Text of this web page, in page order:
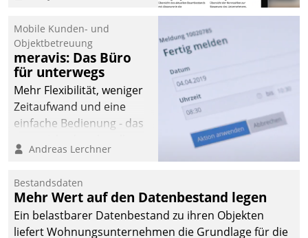
Ressort Kapitalanlage für
künftige Aufgaben und
Herausforderungen
gerüstet.
Mobile Kunden- und
Objektbetreuung
meravis: Das Büro
für unterwegs
Mehr Flexibilität, weniger
Zeitaufwand und eine
einfache Bedienung - das
Cockpit für mobile
Datatrain. Die meravis
Wohnungsbau- und
Immobilien GmbH hat
Andreas Lerchner
Bestandsdaten
Mehr Wert auf den Datenbestand legen
Ein belastbarer Datenbestand zu ihren Objekten
liefert Wohnungsunternehmen die Grundlage für die